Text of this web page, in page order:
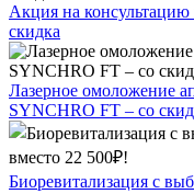
Акция на консультацию
скидка
Лазерное омоложение
SYNCHRO FT – со
Биоревитализация с